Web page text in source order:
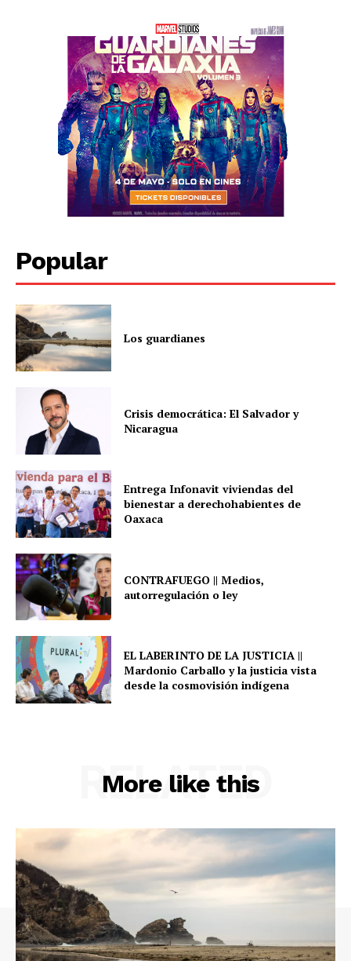
Popular
Los guardianes
Crisis democrática: El Salvador y
Nicaragua
Entrega Infonavit viviendas del
bienestar a derechohabientes de
Oaxaca
CONTRAFUEGO || Medios,
autorregulación o ley
EL LABERINTO DE LA JUSTICIA ||
Mardonio Carballo y la justicia vista
desde la cosmovisión indígena
More like this
RELATED